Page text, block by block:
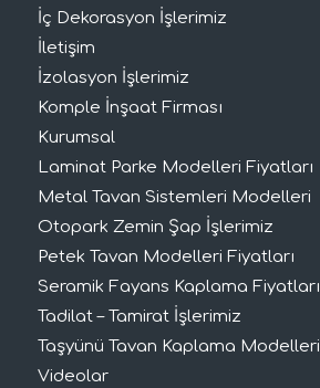
İç Dekorasyon İşlerimiz
İletişim
İzolasyon İşlerimiz
Komple İnşaat Firması
Kurumsal
Laminat Parke Modelleri Fiyatları
Metal Tavan Sistemleri Modelleri
Otopark Zemin Şap İşlerimiz
Petek Tavan Modelleri Fiyatları
Seramik Fayans Kaplama Fiyatları
Tadilat – Tamirat İşlerimiz
Taşyünü Tavan Kaplama Modelleri
Videolar